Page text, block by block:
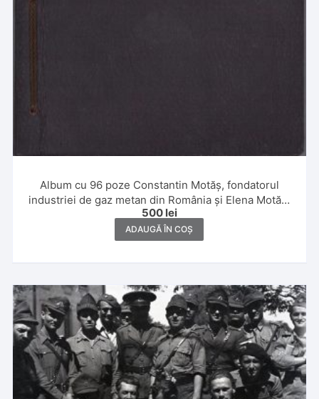
Album cu 96 poze Constantin Motăș, fondatorul
industriei de gaz metan din România și Elena Motăș,
1929, Constanța, Giurgiu, Sibiu, Tușnad, Șuici,
Făgăraș și Dragoslavele
500 lei
ADAUGĂ ÎN COȘ